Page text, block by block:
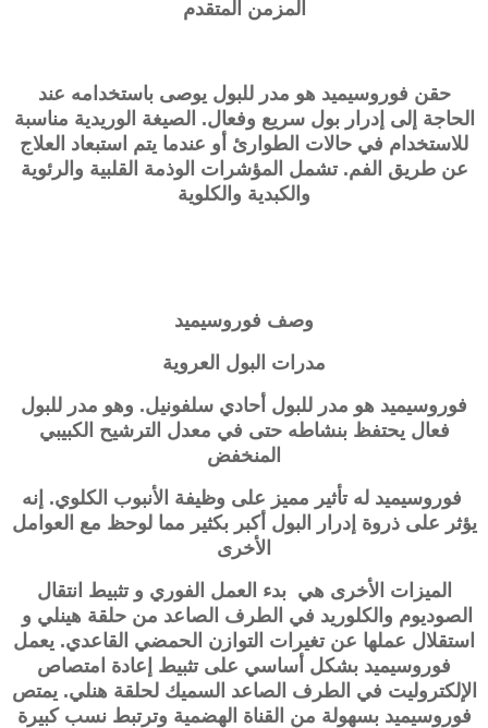
المزمن المتقدم
حقن فوروسيميد هو مدر للبول يوصى باستخدامه عند
الحاجة إلى إدرار بول سريع وفعال. الصيغة الوريدية مناسبة
للاستخدام في حالات الطوارئ أو عندما يتم استبعاد العلاج
عن طريق الفم. تشمل المؤشرات الوذمة القلبية والرئوية
والكبدية والكلوية
وصف فوروسيميد
مدرات البول العروية
فوروسيميد هو مدر للبول أحادي سلفونيل. وهو مدر للبول
فعال يحتفظ بنشاطه حتى في معدل الترشيح الكبيبي
المنخفض
فوروسيميد له تأثير مميز على وظيفة الأنبوب الكلوي. إنه
يؤثر على ذروة إدرار البول أكبر بكثير مما لوحظ مع العوامل
الأخرى
الميزات الأخرى هي بدء العمل الفوري و تثبيط انتقال
الصوديوم والكلوريد في الطرف الصاعد من حلقة هينلي و
استقلال عملها عن تغيرات التوازن الحمضي القاعدي. يعمل
فوروسيميد بشكل أساسي على تثبيط إعادة امتصاص
الإلكتروليت في الطرف الصاعد السميك لحلقة هنلي. يمتص
فوروسيميد بسهولة من القناة الهضمية وترتبط نسب كبيرة